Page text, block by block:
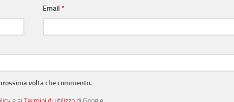
Email*
volta che commento.